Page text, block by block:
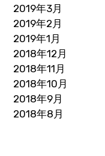
2019年3月
2019年2月
2019年1月
2018年12月
2018年11月
2018年10月
2018年9月
2018年8月